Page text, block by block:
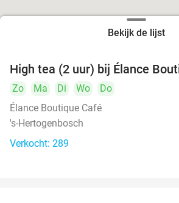
Bekijk de lijst
High tea (2 uur) bij Élance
Zo Ma Di Wo
Do
Élance Boutique Café
's-Hertogenbosch
Verkocht: 289